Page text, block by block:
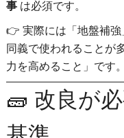
事は必須です。
👉 実際には「地盤補
同義で使われることが
力を高めること」です。
🧱 改良が